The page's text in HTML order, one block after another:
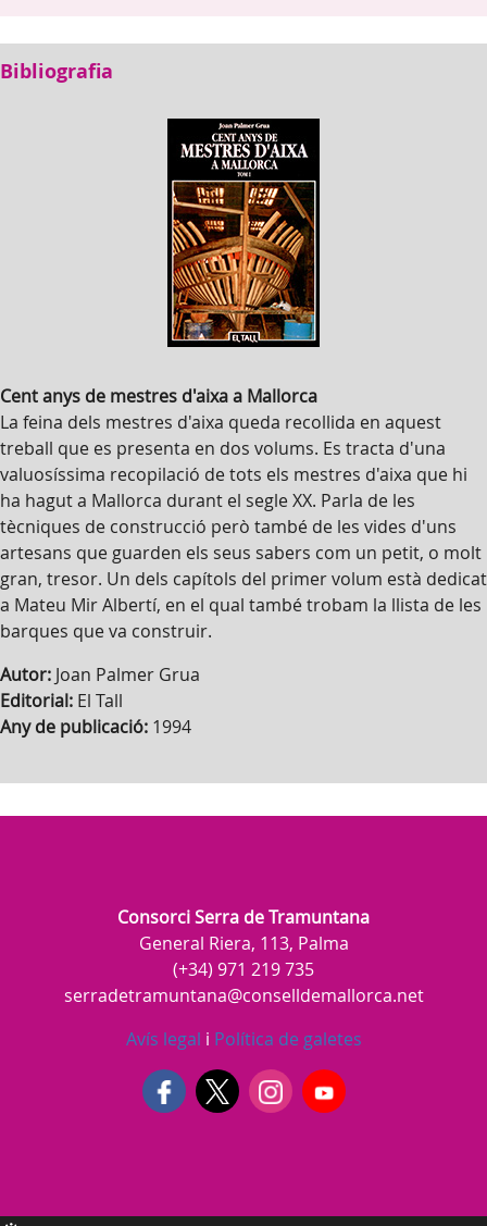
Bibliografia
Cent anys de mestres d'aixa a Mallorca
La feina dels mestres d'aixa queda recollida en aquest
treball que es presenta en dos volums. Es tracta d'una
valuosíssima recopilació de tots els mestres d'aixa que hi
ha hagut a Mallorca durant el segle XX. Parla de les
tècniques de construcció però també de les vides d'uns
artesans que guarden els seus sabers com un petit, o molt
gran, tresor. Un dels capítols del primer volum està dedicat
a Mateu Mir Albertí, en el qual també trobam la llista de les
barques que va construir.
Autor: Joan Palmer Grua
Editorial: El Tall
Any de publicació: 1994
Consorci Serra de Tramuntana
General Riera, 113, Palma
(+34) 971 219 735
serradetramuntana@conselldemallorca.net
Avís legal i Política de galetes